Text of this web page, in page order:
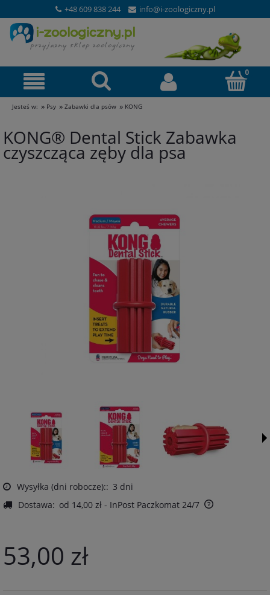
+48 609 838 244 info@i-zoologiczny.pl
Jesteś w: » Psy » Zabawki dla psów » KONG
KONG® Dental Stick Zabawka
czyszcząca zęby dla psa
Wysyłka (dni robocze):: 3 dni
Dostawa: od 14,00 zł - InPost Paczkomat 24/7
53,00 zł